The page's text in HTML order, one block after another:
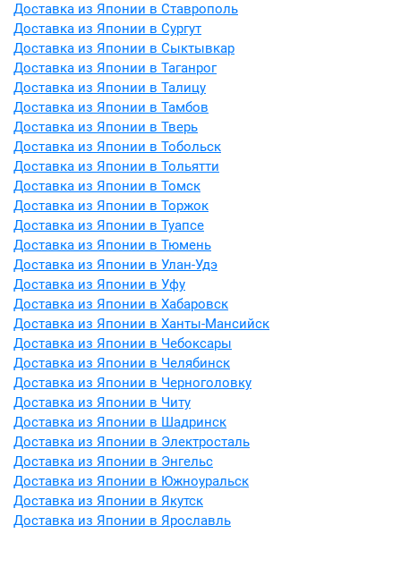
Доставка из Японии в Ставрополь
Доставка из Японии в Сургут
Доставка из Японии в Сыктывкар
Доставка из Японии в Таганрог
Доставка из Японии в Талицу
Доставка из Японии в Тамбов
Доставка из Японии в Тверь
Доставка из Японии в Тобольск
Доставка из Японии в Тольятти
Доставка из Японии в Томск
Доставка из Японии в Торжок
Доставка из Японии в Туапсе
Доставка из Японии в Тюмень
Доставка из Японии в Улан-Удэ
Доставка из Японии в Уфу
Доставка из Японии в Хабаровск
Доставка из Японии в Ханты-Мансийск
Доставка из Японии в Чебоксары
Доставка из Японии в Челябинск
Доставка из Японии в Черноголовку
Доставка из Японии в Читу
Доставка из Японии в Шадринск
Доставка из Японии в Электросталь
Доставка из Японии в Энгельс
Доставка из Японии в Южноуральск
Доставка из Японии в Якутск
Доставка из Японии в Ярославль